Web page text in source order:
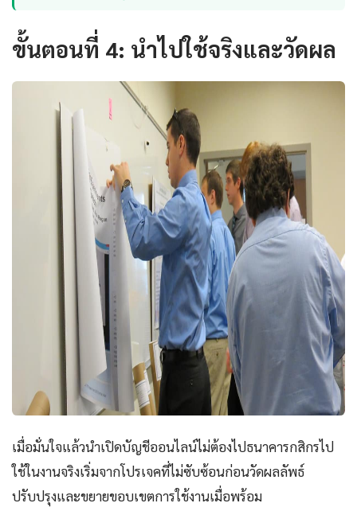
ขั้นตอนที่ 4: นำไปใช้จริงและวัดผล
เมื่อมั่นใจแล้วนำเปิดบัญชีออนไลน์ไม่ต้องไปธนาคารกสิกรไป
ใช้ในงานจริงเริ่มจากโปรเจคที่ไม่ซับซ้อนก่อนวัดผลลัพธ์
ปรับปรุงและขยายขอบเขตการใช้งานเมื่อพร้อม